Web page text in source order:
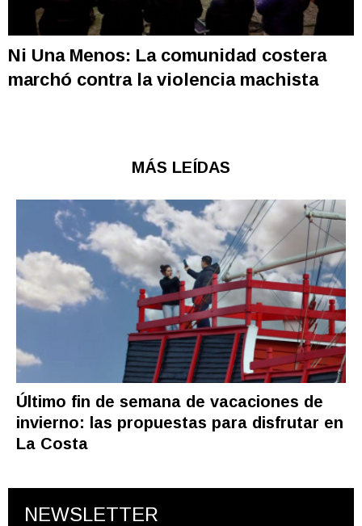
Ni Una Menos: La comunidad costera
marchó contra la violencia machista
MÁS LEÍDAS
Último fin de semana de vacaciones de
invierno: las propuestas para disfrutar en
La Costa
NEWSLETTER